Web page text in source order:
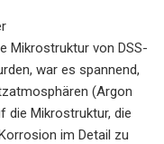
Mikrostruktur von DSS-
war es spannend,
(Argon
die Mikrostruktur, die
im Detail zu